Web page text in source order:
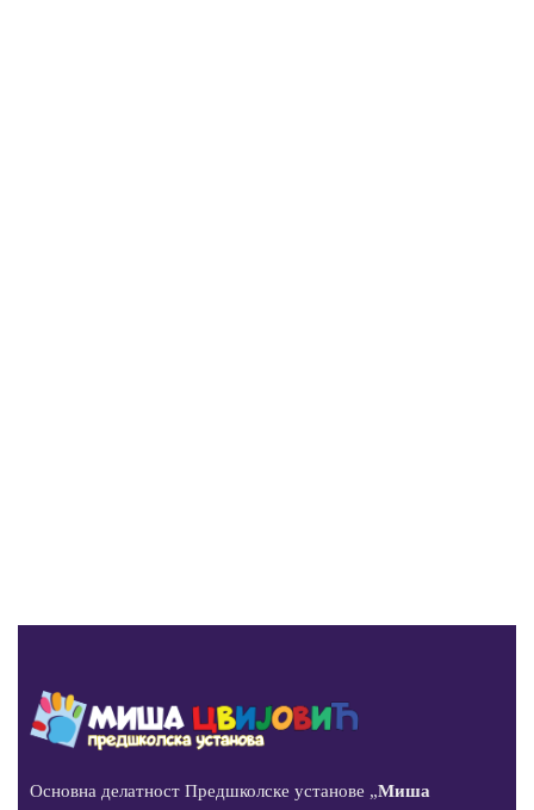
Основна делатност Предшколске установе „Миша